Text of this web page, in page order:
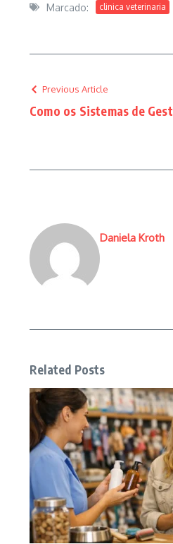
Marcado: clinica veterinaria
Previous Article
Como os Sistemas de
Daniela Kroth
Related Posts